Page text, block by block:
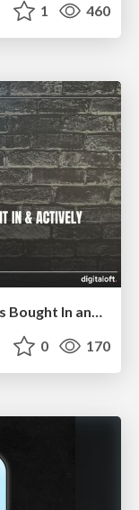
1 460
How to Get Subject Matter Experts Bought In and Actively Contributing to SEO & PR Initiatives.
0 170